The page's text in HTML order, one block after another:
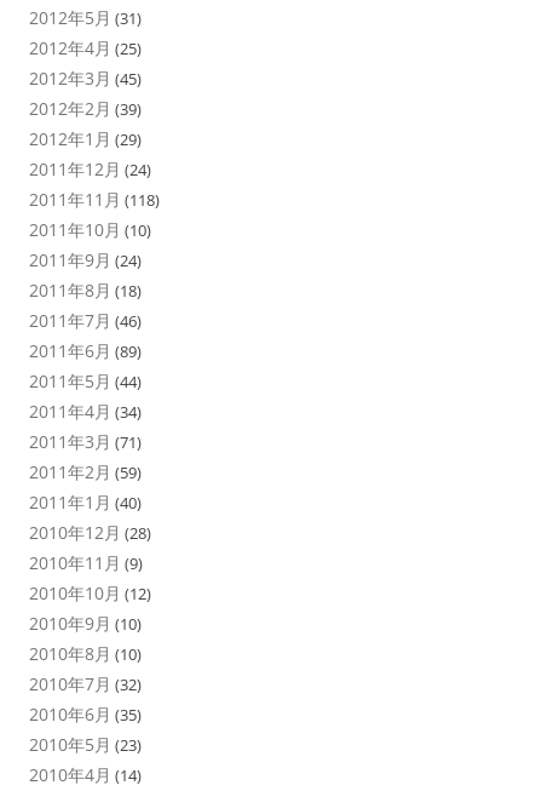
2012年5月 (31)
2012年4月 (25)
2012年3月 (45)
2012年2月 (39)
2012年1月 (29)
2011年12月 (24)
2011年11月 (118)
2011年10月 (10)
2011年9月 (24)
2011年8月 (18)
2011年7月 (46)
2011年6月 (89)
2011年5月 (44)
2011年4月 (34)
2011年3月 (71)
2011年2月 (59)
2011年1月 (40)
2010年12月 (28)
2010年11月 (9)
2010年10月 (12)
2010年9月 (10)
2010年8月 (10)
2010年7月 (32)
2010年6月 (35)
2010年5月 (23)
2010年4月 (14)